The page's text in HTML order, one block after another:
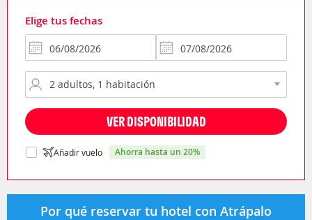
Elige tus fechas
VER DISPONIBILIDAD
Añadir vuelo ahorra hasta un 20%
Por qué reservar tu hotel con Atrápalo